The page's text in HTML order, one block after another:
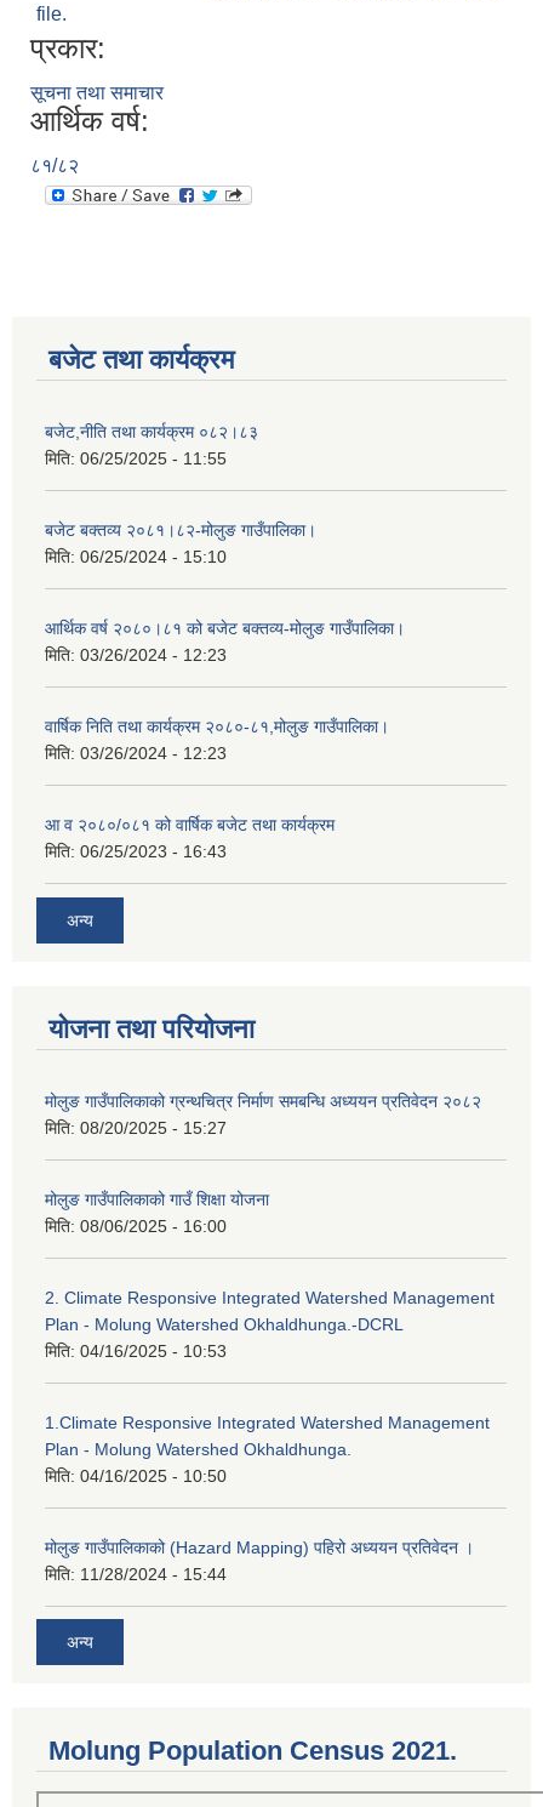
file.
प्रकार:
सूचना तथा समाचार
आर्थिक वर्ष:
८१/८२
बजेट तथा कार्यक्रम
बजेट,नीति तथा कार्यक्रम ०८२।८३
मिति: 06/25/2025 - 11:55
बजेट बक्तव्य २०८१।८२-मोलुङ गाउँपालिका।
मिति: 06/25/2024 - 15:10
आर्थिक वर्ष २०८०।८१ को बजेट बक्तव्य-मोलुङ गाउँपालिका।
मिति: 03/26/2024 - 12:23
वार्षिक निति तथा कार्यक्रम २०८०-८१,मोलुङ गाउँपालिका।
मिति: 03/26/2024 - 12:23
आ व २०८०/०८१ को वार्षिक बजेट तथा कार्यक्रम
मिति: 06/25/2023 - 16:43
अन्य
योजना तथा परियोजना
मोलुङ गाउँपालिकाको ग्रन्थचित्र निर्माण समबन्धि अध्ययन प्रतिवेदन २०८२
मिति: 08/20/2025 - 15:27
मोलुङ गाउँपालिकाको गाउँ शिक्षा योजना
मिति: 08/06/2025 - 16:00
2. Climate Responsive Integrated Watershed Management
Plan - Molung Watershed Okhaldhunga.-DCRL
मिति: 04/16/2025 - 10:53
1.Climate Responsive Integrated Watershed Management
Plan - Molung Watershed Okhaldhunga.
मिति: 04/16/2025 - 10:50
मोलुङ गाउँपालिकाको (Hazard Mapping) पहिरो अध्ययन प्रतिवेदन ।
मिति: 11/28/2024 - 15:44
अन्य
Molung Population Census 2021.